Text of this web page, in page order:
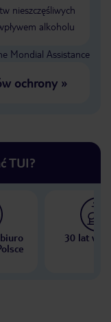
nieszczęśliwych
alkoholu
Mondial Assistance
ochrony»
TUI?
30 lat w